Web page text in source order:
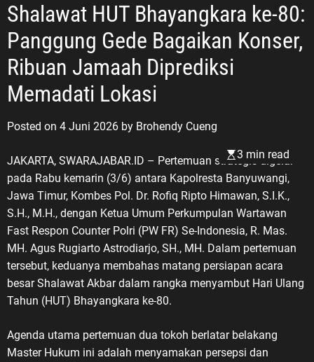
Shalawat HUT Bhayangkara ke-80:
Panggung Gede Bagaikan Konser,
Ribuan Jamaah Diprediksi
Memadati Lokasi
Posted on 4 Juni 2026 by Brohendy Cueng
3 min read
JAKARTA, SWARAJABAR.ID – Pertemuan strategis digelar
pada Rabu kemarin (3/6) antara Kapolresta Banyuwangi,
Jawa Timur, Kombes Pol. Dr. Rofiq Ripto Himawan, S.I.K.,
S.H., M.H., dengan Ketua Umum Perkumpulan Wartawan
Fast Respon Counter Polri (PW FR) Se-Indonesia, R. Mas.
MH. Agus Rugiarto Astrodiarjo, SH., MH. Dalam pertemuan
tersebut, keduanya membahas matang persiapan acara
besar Shalawat Akbar dalam rangka menyambut Hari Ulang
Tahun (HUT) Bhayangkara ke-80.
Agenda utama pertemuan dua tokoh berlatar belakang
Master Hukum ini adalah menyamakan persepsi dan